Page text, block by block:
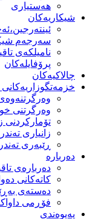
هەستیاری
شیكاریەكان
سەرجەم
نامیلكەی
پرۆفایلەكان
چالاکیەکان
خزمەتگوزاریەكانی
وەرگرتنی
تۆماركردنی
زانیاری
ڕێبەری
دەربارە
دەربارەی
كاتەكانی
دەستەی
فۆڕمی
پەیوەندی